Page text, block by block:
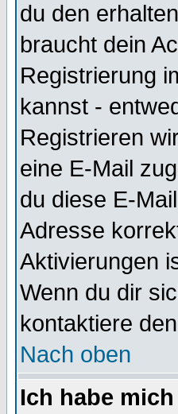
du den
braucht dein
Registrierung
kannst -
Registrieren
eine E-Mail
du diese E-
Adresse
Aktivierungen
Wenn du dir
kontaktiere
Nach oben
Ich habe